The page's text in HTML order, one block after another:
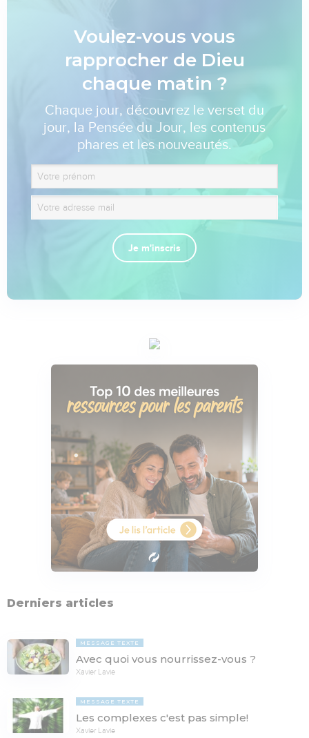
Voulez-vous vous
rapprocher de Dieu
chaque matin ?
Chaque jour, découvrez le verset du
jour, la Pensée du Jour, les contenus
phares et les nouveautés.
Je m'inscris
Derniers articles
MESSAGE TEXTE
Avec quoi vous nourrissez-vous ?
Xavier Lavie
MESSAGE TEXTE
Les complexes c'est pas simple!
Xavier Lavie